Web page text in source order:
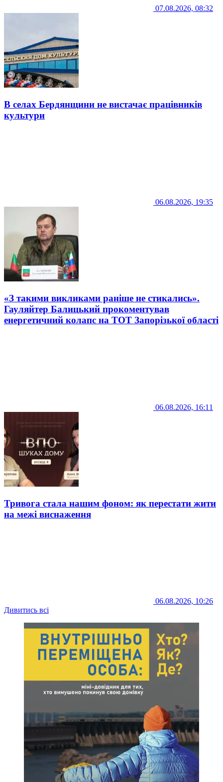
07.08.2026, 08:32
В селах Бердянщини не вистачає працівників
культури
06.08.2026, 19:35
«З такими викликами раніше не стикались».
Гауляйтер Балицький прокоментував
енергетичний колапс на ТОТ Запорізької області
06.08.2026, 16:11
Тривога стала нашим фоном: як перестати жити
на межі виснаження
06.08.2026, 10:26
Дивитись всі